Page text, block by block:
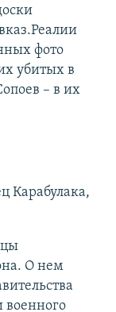
фото
убитых в
– в их
Карабулака,
О нем
военного